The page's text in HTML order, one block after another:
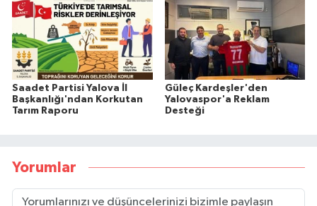
Saadet Partisi Yalova İl
Başkanlığı'ndan Korkutan
Tarım Raporu
Güleç Kardeşler'den
Yalovaspor'a Reklam
Desteği
Yorumlar